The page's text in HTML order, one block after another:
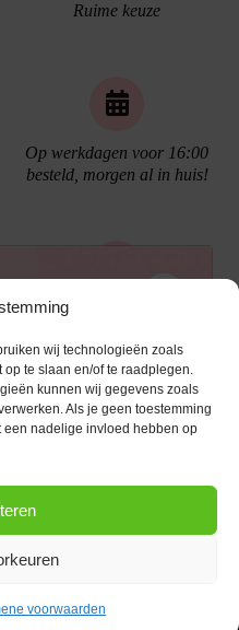
wij technologieën zoals
te slaan en/of te raadplegen.
kunnen wij gegevens zoals
Als je geen toestemming
een nadelige invloed hebben op
voorwaarden
Ruime keuze
Op werkdagen voor 16:00
besteld, morgen al in huis!
korting
en ontvang een
je volgende bestelling.